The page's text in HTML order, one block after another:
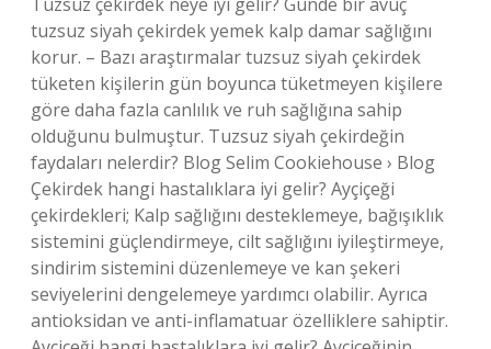
tuzsuz siyah çekirdek yemek kalp damar sağlığını
korur. – Bazı araştırmalar tuzsuz siyah çekirdek
tüketen kişilerin gün boyunca tüketmeyen kişilere
göre daha fazla canlılık ve ruh sağlığına sahip
olduğunu bulmuştur. Tuzsuz siyah çekirdeğin
faydaları nelerdir? Blog Selim Cookiehouse › Blog
Çekirdek hangi hastalıklara iyi gelir? Ayçiçeği
çekirdekleri; Kalp sağlığını desteklemeye, bağışıklık
sistemini güçlendirmeye, cilt sağlığını iyileştirmeye,
sindirim sistemini düzenlemeye ve kan şekeri
seviyelerini dengelemeye yardımcı olabilir. Ayrıca
antioksidan ve anti-inflamatuar özelliklere sahiptir.